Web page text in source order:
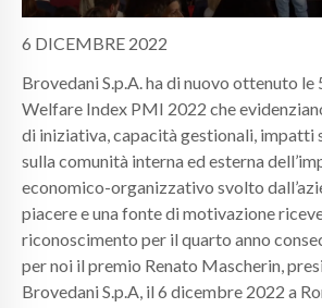
6 DICEMBRE 2022
Brovedani S.p.A. ha di nuovo ottenuto le
Welfare Index PMI 2022 che
di iniziativa, capacità gestionali, impatti
sulla comunità interna ed esterna
economico-organizzativo svolto
piacere e una fonte di motivazione
riconoscimento per il quarto anno
per noi il premio Renato Mascherin,
Brovedani S.p.A, il 6 dicembre 2022 a